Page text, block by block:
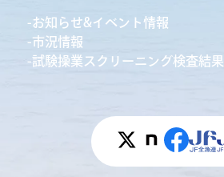
お知らせ&イベント情報
市況情報
試験操業スクリーニング検査結果